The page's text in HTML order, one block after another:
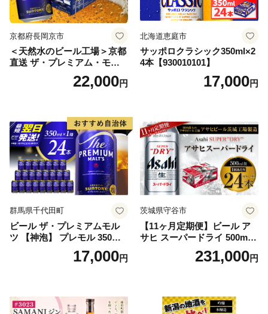
京都府長岡京市
＜天然水のビール工場＞京都
直送 ザ・プレミアム・モル
ツ 350ml×24本 プレモル [149
22,000円
北海道恵庭市
サッポロクラシック350ml×2
4本【930010101】
17,000円
群馬県千代田町
ビール ザ・プレミアムモル
ツ 【神泡】 プレモル 350ml
× 24本 サントリー〈天然水の
ビール工場〉群馬※沖縄・離
17,000円
茨城県守谷市
【11ヶ月定期便】ビール ア
サヒ スーパードライ 500ml 2
4本 1ケース×11ヶ月 | アサヒ
ビール 究極の辛口 酒 お酒 ア
uper dry 11回 缶ビール 缶 ギ
フト 内祝い 茨城県守谷市 送
231,000円